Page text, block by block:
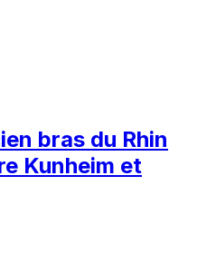
bras du Rhin
Kunheim et